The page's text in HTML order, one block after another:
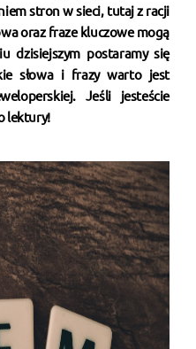
stron w sieci, tutaj z racji
oraz fraze kluczowe mogą
dzisiejszym postaramy się
słowa i frazy warto jest
Jeśli jesteście
lektury!